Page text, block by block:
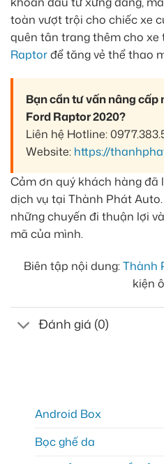
toàn vượt trội cho chiếc xe
quên tân trang thêm cho xe
Raptorđể tăng vẻ thể thao
Bạn cần tư vấn nâng
Ford Raptor 2020?
Liên hệ Hotline:
Website: https://
Cảm ơn quý khách hàng đã
dịch vụ tại Thành Phát
những chuyến đi thuận lợi
mã của mình.
Biên tập nội dung:Thành
kiện
Đánh giá (0)
Android Box
Bọc ghế da